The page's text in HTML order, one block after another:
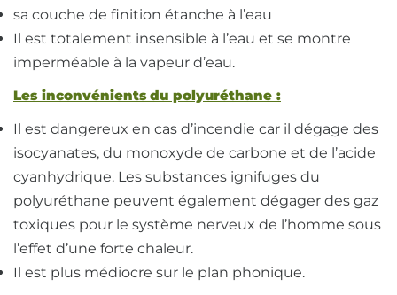
sa couche de finition étanche à l’eau
Il est totalement insensible à l’eau et se montre
imperméable à la vapeur d’eau.
Les inconvénients du polyuréthane :
Il est dangereux en cas d’incendie car il dégage des
isocyanates, du monoxyde de carbone et de l’acide
cyanhydrique. Les substances ignifuges du
polyuréthane peuvent également dégager des gaz
toxiques pour le système nerveux de l’homme sous
l’effet d’une forte chaleur.
Il est plus médiocre sur le plan phonique.